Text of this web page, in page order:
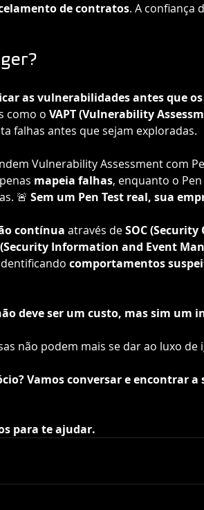
de contratos. A confiança
as vulnerabilidades antes que
como o VAPT (Vulnerability
falhas antes que sejam exploradas.
Vulnerability Assessment com
mapeia falhas, enquanto o Pen
🚨 Sem um Pen Test real, sua
contínua através de SOC
(Security Information and Event
comportamentos
deve ser um custo, mas sim
não podem mais se dar ao luxo de
Vamos conversar e encontrar
para te ajudar.